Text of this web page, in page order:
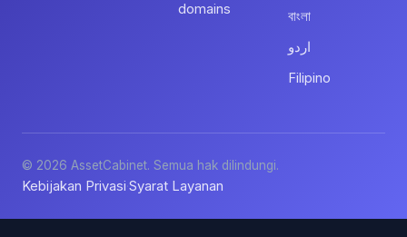
domains
বাংলা
اردو
Filipino
© 2026 AssetCabinet. Semua hak dilindungi.
Kebijakan Privasi·Syarat Layanan